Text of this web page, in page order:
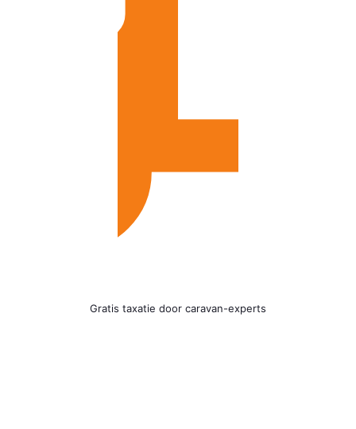
Gratis taxatie door caravan-experts